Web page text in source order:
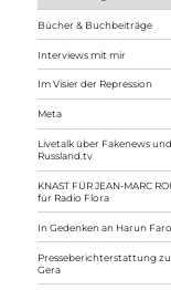
Bücher & Buchbeiträge
Interviews mit mir
Im Visier der Repression
Meta
Livetalk über Fakenews
Russland.tv
KNAST FÜR JEAN-MARC
für Radio Flora
In Gedenken an Harun
Presseberichterstattung
Gera